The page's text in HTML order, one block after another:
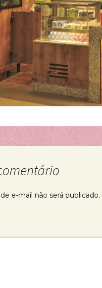
e-mail não será publicado.